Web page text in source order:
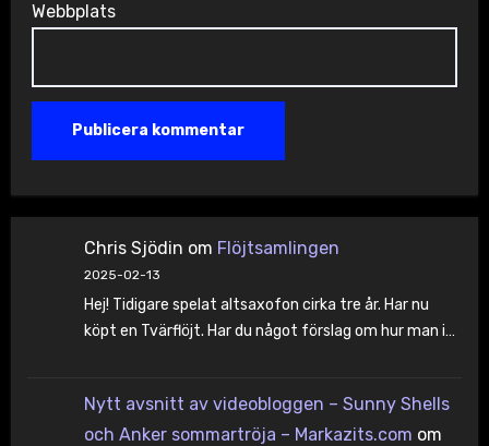
Webbplats
Chris Sjödin om Flöjtsamlingen
2025-02-13
Hej! Tidigare spelat altsaxofon cirka tre år. Har nu
köpt en Tvärflöjt. Har du något förslag om hur man i…
Nytt avsnitt av videobloggen – Sunny Shells
och Anker sommartröja – Markazits.com om